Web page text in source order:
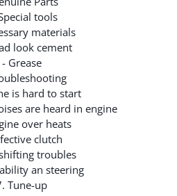
tools
materials
look cement
- Grease
is hard to start
are heard in engine
over heats
clutch
troubles
an steering
Tune-up